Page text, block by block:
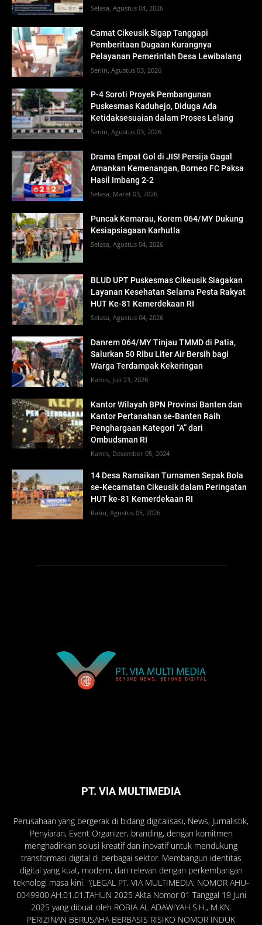
Selasa, Agustus 04, 2026
Camat Cikeusik Sigap Tanggapi
Pemberitaan Dugaan Kurangnya
Pelayanan Pemerintah Desa Lewibalang
Senin, Agustus 03, 2026
P-4 Soroti Proyek Pembangunan
Puskesmas Kaduhejo, Diduga Ada
Ketidaksesuaian dalam Proses Lelang
Senin, Agustus 03, 2026
Drama Empat Gol di JIS! Persija Gagal
Amankan Kemenangan, Borneo FC Paksa
Hasil Imbang 2-2
Selasa, Maret 03, 2026
Puncak Kemarau, Korem 064/MY Dukung
Kesiapsiagaan Karhutla
Selasa, Agustus 04, 2026
BLUD UPT Puskesmas Cikeusik Siagakan
Layanan Kesehatan Selama Pesta Rakyat
HUT Ke-81 Kemerdekaan RI
Selasa, Agustus 04, 2026
Danrem 064/MY Tinjau TMMD di Patia,
Salurkan 50 Ribu Liter Air Bersih bagi
Warga Terdampak Kekeringan
Kamis, Juli 23, 2026
Kantor Wilayah BPN Provinsi Banten dan
Kantor Pertanahan se-Banten Raih
Penghargaan Kategori “A” dari
Ombudsman RI
Kamis, Desember 05, 2024
14 Desa Ramaikan Turnamen Sepak Bola
se-Kecamatan Cikeusik dalam Peringatan
HUT ke-81 Kemerdekaan RI
Rabu, Agustus 05, 2026
PT. VIA MULTIMEDIA
Perusahaan yang bergerak di bidang digitalisasi, News, Jurnalistik,
Penyiaran, Event Organizer, branding, dengan komitmen
menghadirkan solusi kreatif dan inovatif untuk mendukung
transformasi digital di berbagai sektor. Membangun identitas
digital yang kuat, modern, dan relevan dengan perkembangan
teknologi masa kini. "(LEGAL PT. VIA MULTIMEDIA: NOMOR AHU-
0049900.AH.01.01.TAHUN 2025 Akta Nomor 01 Tanggal 19 Juni
2025 yang dibuat oleh ROBIA AL ADAWIYAH S.H., M.KN.
PERIZINAN BERUSAHA BERBASIS RISIKO NOMOR INDUK